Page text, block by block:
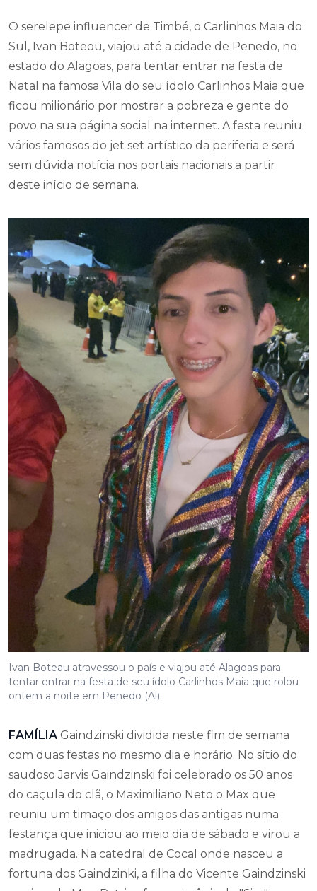
O serelepe influencer de Timbé, o Carlinhos Maia do
Sul, Ivan Boteou, viajou até a cidade de Penedo, no
estado do Alagoas, para tentar entrar na festa de
Natal na famosa Vila do seu ídolo Carlinhos Maia que
ficou milionário por mostrar a pobreza e gente do
povo na sua página social na internet. A festa reuniu
vários famosos do jet set artístico da periferia e será
sem dúvida notícia nos portais nacionais a partir
deste início de semana.
Ivan Boteau atravessou o país e viajou até Alagoas para
tentar entrar na festa de seu ídolo Carlinhos Maia que rolou
ontem a noite em Penedo (Al).
FAMÍLIA Gaindzinski dividida neste fim de semana
com duas festas no mesmo dia e horário. No sítio do
saudoso Jarvis Gaindzinski foi celebrado os 50 anos
do caçula do clã, o Maximiliano Neto o Max que
reuniu um timaço dos amigos das antigas numa
festança que iniciou ao meio dia de sábado e virou a
madrugada. Na catedral de Cocal onde nasceu a
fortuna dos Gaindzinki, a filha do Vicente Gaindzinski